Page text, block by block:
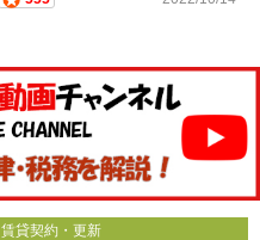
賃貸契約・更新